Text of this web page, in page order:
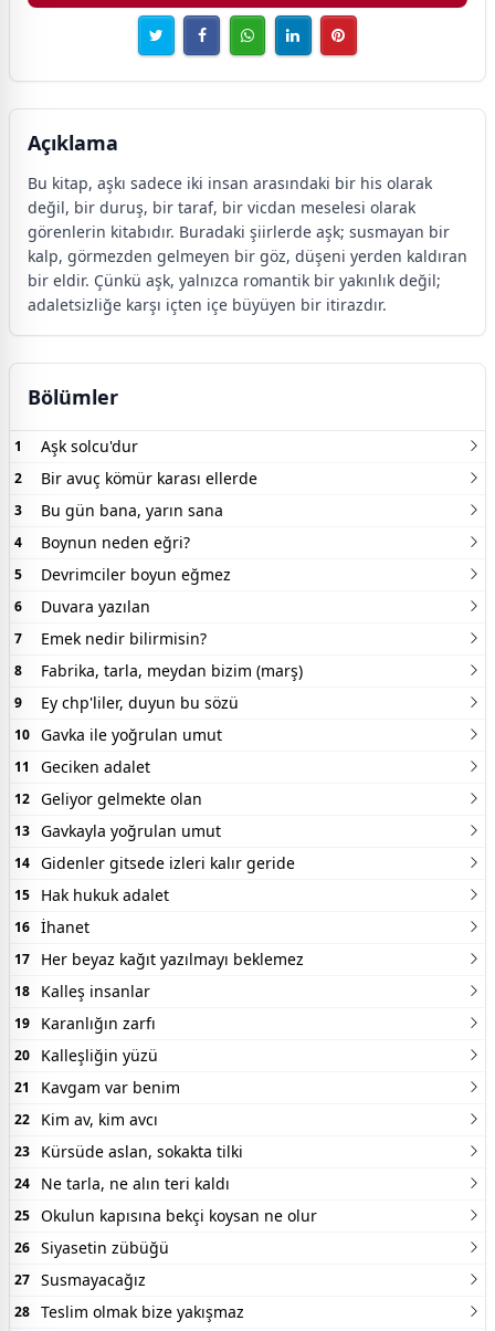
Açıklama
Bu kitap, aşkı sadece iki insan arasındaki bir his olarak
değil, bir duruş, bir taraf, bir vicdan meselesi olarak
görenlerin kitabıdır. Buradaki şiirlerde aşk; susmayan bir
kalp, görmezden gelmeyen bir göz, düşeni yerden kaldıran
bir eldir. Çünkü aşk, yalnızca romantik bir yakınlık değil;
adaletsizliğe karşı içten içe büyüyen bir itirazdır.
Bölümler
1 Aşk solcu'dur
2 Bir avuç kömür karası ellerde
3 Bu gün bana, yarın sana
4 Boynun neden eğri?
5 Devrimciler boyun eğmez
6 Duvara yazılan
7 Emek nedir bilirmisin?
8 Fabrika, tarla, meydan bizim (marş)
9 Ey chp'liler, duyun bu sözü
10 Gavka ile yoğrulan umut
11 Geciken adalet
12 Geliyor gelmekte olan
13 Gavkayla yoğrulan umut
14 Gidenler gitsede izleri kalır geride
15 Hak hukuk adalet
16 İhanet
17 Her beyaz kağıt yazılmayı beklemez
18 Kalleş insanlar
19 Karanlığın zarfı
20 Kalleşliğin yüzü
21 Kavgam var benim
22 Kim av, kim avcı
23 Kürsüde aslan, sokakta tilki
24 Ne tarla, ne alın teri kaldı
25 Okulun kapısına bekçi koysan ne olur
26 Siyasetin zübüğü
27 Susmayacağız
28 Teslim olmak bize yakışmaz